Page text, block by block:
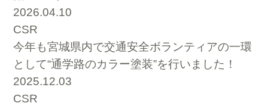
2026.04.10
CSR
今年も宮城県内で交通安全ボランティアの一環
として“通学路のカラー塗装”を行いました！
2025.12.03
CSR